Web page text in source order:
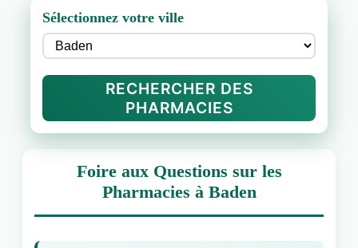
Sélectionnez votre ville
RECHERCHER DES
PHARMACIES
Foire aux Questions sur les
Pharmacies à Baden